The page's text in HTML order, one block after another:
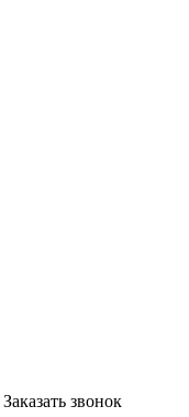
Заказать звонок